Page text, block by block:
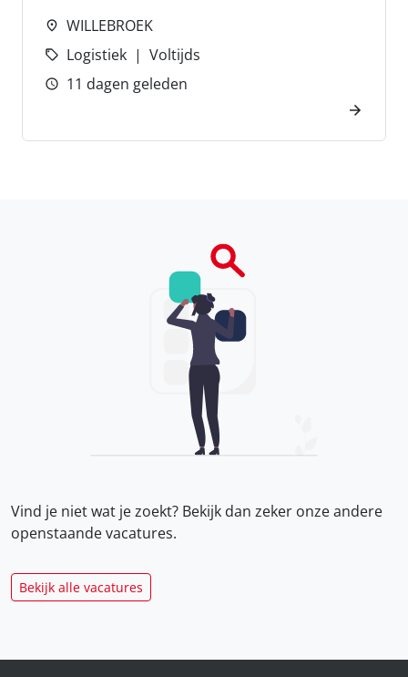
WILLEBROEK
Logistiek
Voltijds
11 dagen geleden
Vind je niet wat je zoekt? Bekijk dan zeker onzeandere
openstaande vacatures.
Bekijk alle vacatures